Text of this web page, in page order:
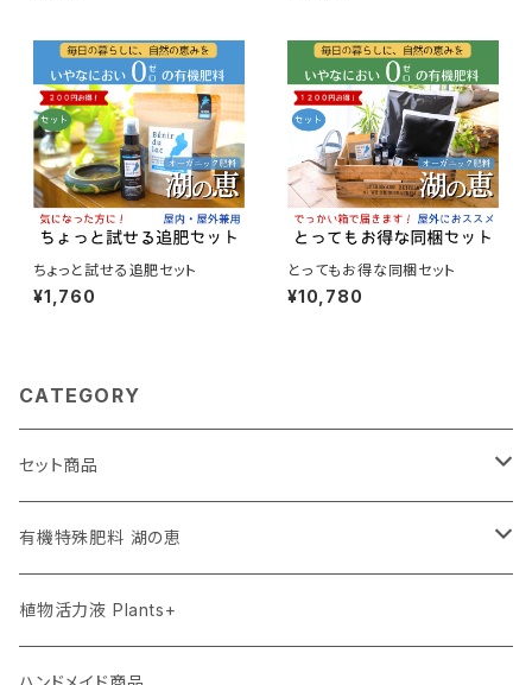
ちょっと試せる追肥セット
¥1,760
とってもお得な同梱セット
¥10,780
CATEGORY
セット商品
お試しセット
屋内向けセット
屋外向けセット
有機特殊肥料 湖の恵
添加タイプ 350g
混合タイプ 屋内用2kg
植物活力液 Plants+